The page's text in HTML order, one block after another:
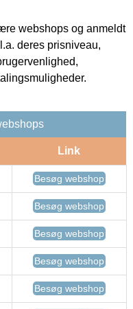
webshops og anmeldt
deres prisniveau,
Link
Besøg webshop
Besøg webshop
Besøg webshop
Besøg webshop
Besøg webshop